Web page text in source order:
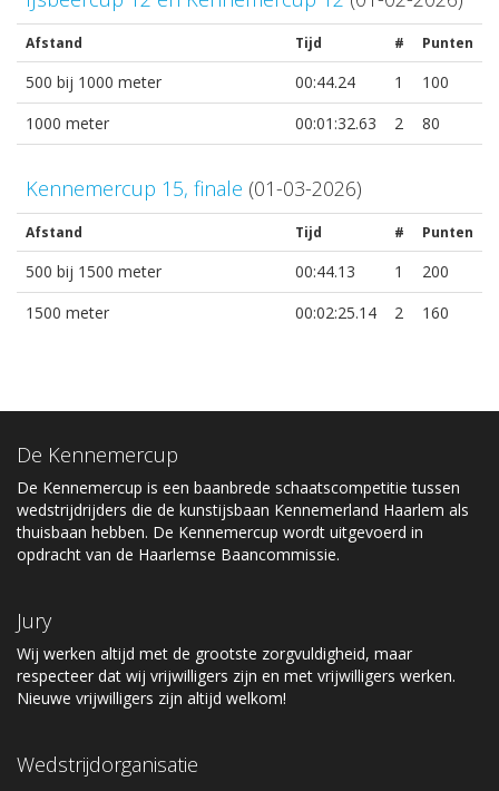
Afstand Tijd # Punten
500 bij 1000 meter 00:44.24 1
100
1000 meter
00:01:32.63 2 80
Kennemercup 15, finale (01-03-2026)
Afstand Tijd # Punten
500 bij 1500 meter 00:44.13 1
200
1500 meter
00:02:25.14 2 160
De Kennemercup
De Kennemercup is een baanbrede schaatscompetitie tussen
wedstrijdrijders die de kunstijsbaan Kennemerland Haarlem als
thuisbaan hebben. De Kennemercup wordt uitgevoerd in
opdracht van de Haarlemse Baancommissie.
Jury
Wij werken altijd met de grootste zorgvuldigheid, maar
respecteer dat wij vrijwilligers zijn en met vrijwilligers werken.
Nieuwe vrijwilligers zijn altijd welkom!
Wedstrijdorganisatie